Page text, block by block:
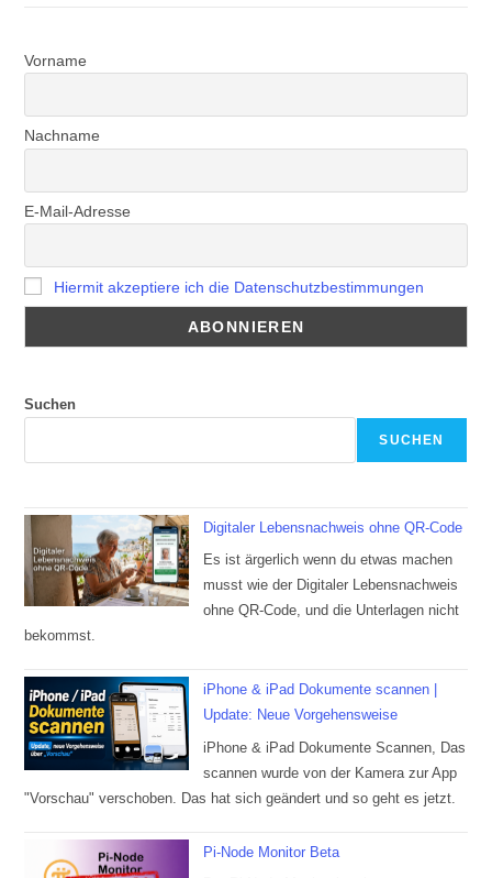
Vorname
Nachname
E-Mail-Adresse
Hiermit akzeptiere ich die Datenschutzbestimmungen
Suchen
SUCHEN
Digitaler Lebensnachweis ohne QR-Code
Es ist ärgerlich wenn du etwas machen
musst wie der Digitaler Lebensnachweis
ohne QR-Code, und die Unterlagen nicht
bekommst.
iPhone & iPad Dokumente scannen |
Update: Neue Vorgehensweise
iPhone & iPad Dokumente Scannen, Das
scannen wurde von der Kamera zur App
"Vorschau" verschoben. Das hat sich geändert und so geht es jetzt.
Pi-Node Monitor Beta